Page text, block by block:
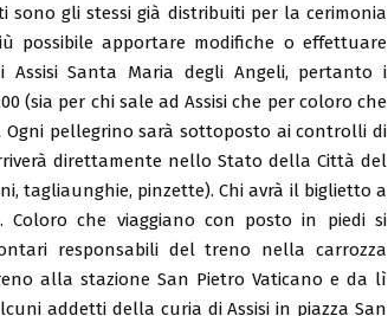
sono gli stessi già distribuiti per la cerimonia
possibile apportare modifiche o effettuare
Santa Maria degli Angeli, pertanto i
(sia per chi sale ad Assisi che per coloro che
Ogni pellegrino sarà sottoposto ai controlli di
direttamente nello Stato della Città del
tagliaunghie, pinzette). Chi avrà il biglietto a
che viaggiano con posto in piedi si
responsabili del treno nella carrozza
alla stazione San Pietro Vaticano e da lì
addetti della curia di Assisi in piazza San